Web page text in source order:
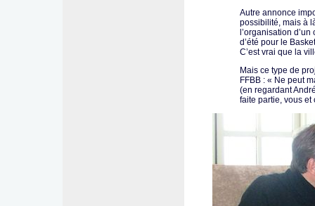
Autre annonce
possibilité, mais à
l’organisation
d’été pour le
C’est vrai que la
Mais ce type de
FFBB : « Ne peut
(en regardant
faite partie, vous